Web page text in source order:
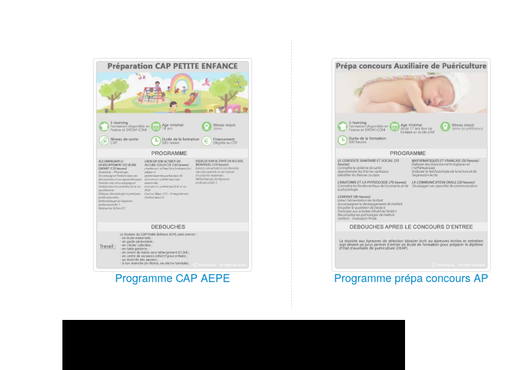
Programme CAP AEPE Programme prépa concours AP